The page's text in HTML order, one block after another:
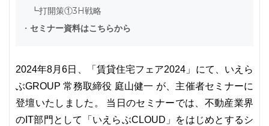
┗打開策①3H戦略
・ セミナー資料はこちらから
2024年8月6日、「賃貸住宅フェア2024」にて、いえら
ぶGROUP 常務取締役 庭山健一 が、主催者セミナーに
登壇いたしました。 当日のセミナーでは、不動産業界
のIT部門として「いえらぶCLOUD」をはじめとするシ